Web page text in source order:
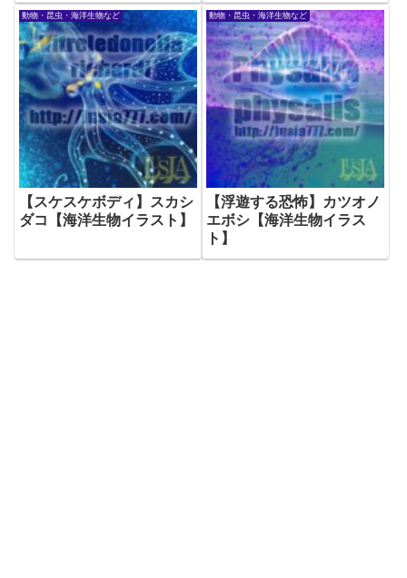
動物・昆虫・海洋生物など
【スケスケボディ】スカシ
ダコ【海洋生物イラスト】
動物・昆虫・海洋生物など
【浮遊する恐怖】カツオノ
エボシ【海洋生物イラス
ト】